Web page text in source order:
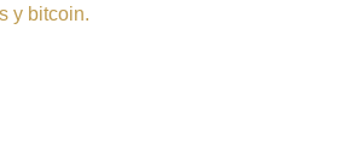
y bitcoin.